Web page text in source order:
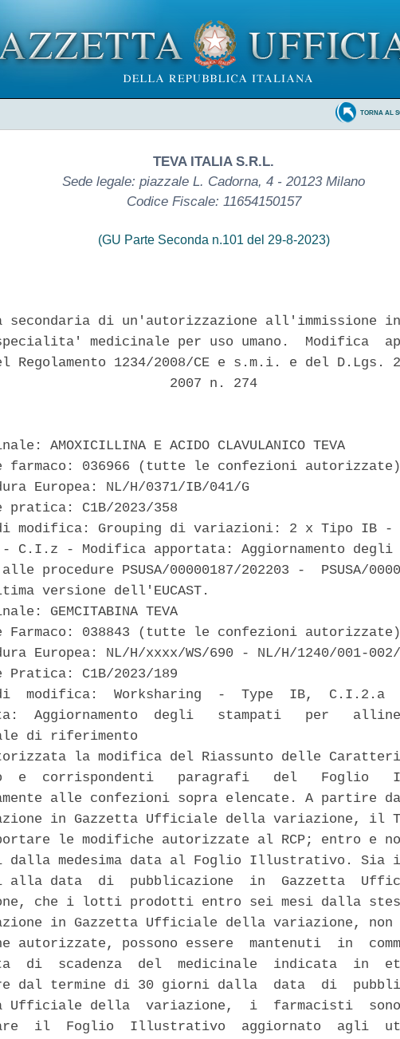
TORNA AL
TEVA ITALIA S.R.L.
Sede legale: piazzale L. Cadorna, 4 - 20123 Milano
Codice Fiscale: 11654150157
(GU Parte Seconda n.101 del 29-8-2023)
secondaria di un'autorizzazione all'immissione in
medicinale per uso umano.  Modifica
Regolamento 1234/2008/CE e s.m.i. e del D.Lgs.
2007 n. 274
AMOXICILLINA E ACIDO CLAVULANICO TEVA
farmaco: 036966 (tutte le confezioni
Europea: NL/H/0371/IB/041/G
pratica: C1B/2023/358
modifica: Grouping di variazioni: 2 x Tipo IB -
C.I.z - Modifica apportata: Aggiornamento degli
procedure PSUSA/00000187/202203 -  PSUSA/
versione dell'EUCAST.
GEMCITABINA TEVA
Farmaco: 038843 (tutte le confezioni
Europea: NL/H/xxxx/WS/690 - NL/H/1240/001-
Pratica: C1B/2023/189
modifica:  Worksharing  -  Type  IB,  C.I.2.a
Aggiornamento  degli   stampati   per
di riferimento
la modifica del Riassunto delle
e  corrispondenti   paragrafi   del   Foglio
alle confezioni sopra elencate. A partire
in Gazzetta Ufficiale della variazione, il
le modifiche autorizzate al RCP; entro e
dalla medesima data al Foglio Illustrativo.
alla data  di  pubblicazione  in  Gazzetta
che i lotti prodotti entro sei mesi dalla
in Gazzetta Ufficiale della variazione,
autorizzate, possono essere  mantenuti  in
di  scadenza  del  medicinale  indicata  in
dal termine di 30 giorni dalla  data  di
Ufficiale della  variazione,  i  farmacisti
il  Foglio  Illustrativo  aggiornato  agli